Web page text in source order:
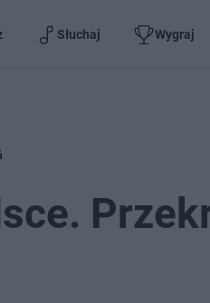
Słuchaj Wygraj